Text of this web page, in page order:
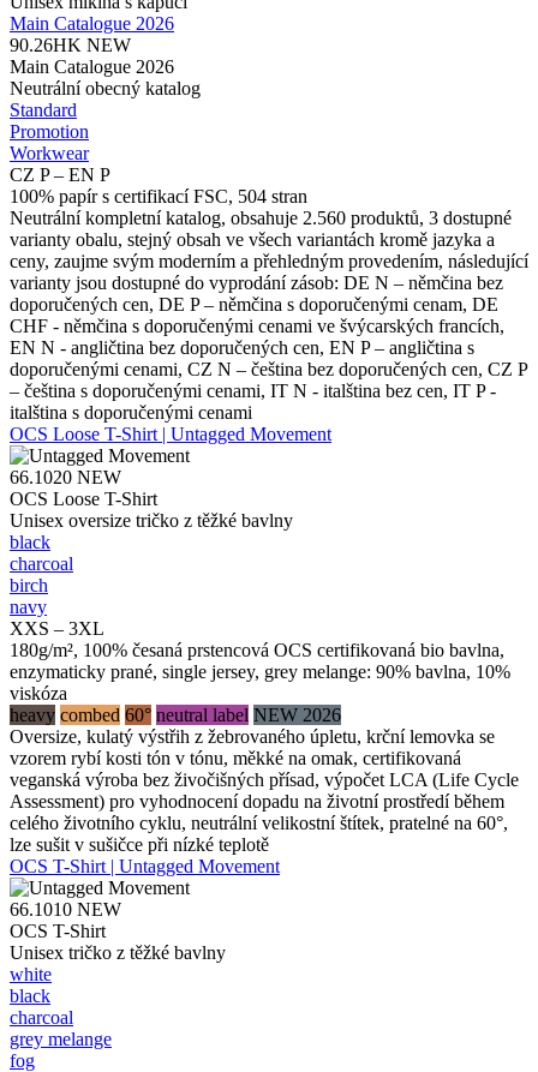
Main Catalogue 2026
90.26HK NEW
Main Catalogue 2026
Neutrální obecný katalog
Standard
Promotion
Workwear
CZ P – EN P
100% papír s certifikací FSC, 504 stran
Neutrální kompletní katalog, obsahuje 2.560 produktů, 3 dostupné
varianty obalu, stejný obsah ve všech variantách kromě jazyka a
ceny, zaujme svým moderním a přehledným provedením, následující
varianty jsou dostupné do vyprodání zásob: DE N – němčina bez
doporučených cen, DE P – němčina s doporučenými cenam, DE
CHF - němčina s doporučenými cenami ve švýcarských francích,
EN N - angličtina bez doporučených cen, EN P – angličtina s
doporučenými cenami, CZ N – čeština bez doporučených cen, CZ P
– čeština s doporučenými cenami, IT N - italština bez cen, IT P -
italština s doporučenými cenami
OCS Loose T-Shirt | Untagged Movement
66.1020 NEW
OCS Loose T-Shirt
Unisex oversize tričko z těžké bavlny
black
charcoal
birch
navy
XXS – 3XL
180g/m², 100% česaná prstencová OCS certifikovaná bio bavlna,
enzymaticky prané, single jersey, grey melange: 90% bavlna, 10%
viskóza
heavy combed 60° neutral label NEW 2026
Oversize, kulatý výstřih z žebrovaného úpletu, krční lemovka se
vzorem rybí kosti tón v tónu, měkké na omak, certifikovaná
veganská výroba bez živočišných přísad, výpočet LCA (Life Cycle
Assessment) pro vyhodnocení dopadu na životní prostředí během
celého životního cyklu, neutrální velikostní štítek, pratelné na 60°,
lze sušit v sušičce při nízké teplotě
OCS T-Shirt | Untagged Movement
66.1010 NEW
OCS T-Shirt
Unisex tričko z těžké bavlny
white
black
charcoal
grey melange
fog